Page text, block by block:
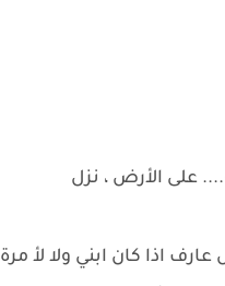
على الأرض ، نزل
اذا كان ابني ولا لأ مرة